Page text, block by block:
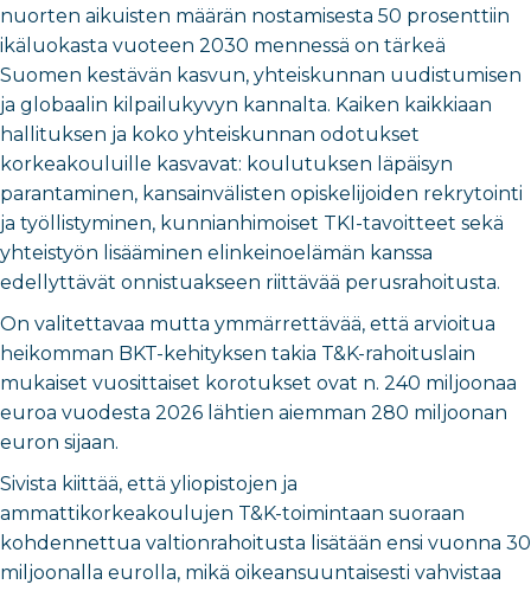
nuorten aikuisten määrän nostamisesta 50 prosenttiin
ikäluokasta vuoteen 2030 mennessä on tärkeä
Suomen kestävän kasvun, yhteiskunnan uudistumisen
ja globaalin kilpailukyvyn kannalta. Kaiken kaikkiaan
hallituksen ja koko yhteiskunnan odotukset
korkeakouluille kasvavat: koulutuksen läpäisyn
parantaminen, kansainvälisten opiskelijoiden rekrytointi
ja työllistyminen, kunnianhimoiset TKI-tavoitteet sekä
yhteistyön lisääminen elinkeinoelämän kanssa
edellyttävät onnistuakseen riittävää perusrahoitusta.
On valitettavaa mutta ymmärrettävää, että arvioitua
heikomman BKT-kehityksen takia T&K-rahoituslain
mukaiset vuosittaiset korotukset ovat n. 240 miljoonaa
euroa vuodesta 2026 lähtien aiemman 280 miljoonan
euron sijaan.
Sivista kiittää, että yliopistojen ja
ammattikorkeakoulujen T&K-toimintaan suoraan
kohdennettua valtionrahoitusta lisätään ensi vuonna 30
miljoonalla eurolla, mikä oikeansuuntaisesti vahvistaa